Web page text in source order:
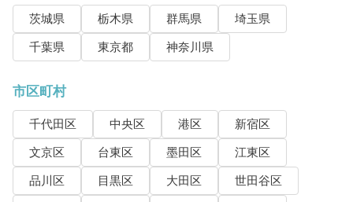
茨城県 栃木県 群馬県
埼玉県
千葉県
東京都 神奈川県
市区町村
千代田区 中央区 港区
新宿区
文京区
台東区 墨田区
江東区
品川区
目黒区 大田区
世田谷区